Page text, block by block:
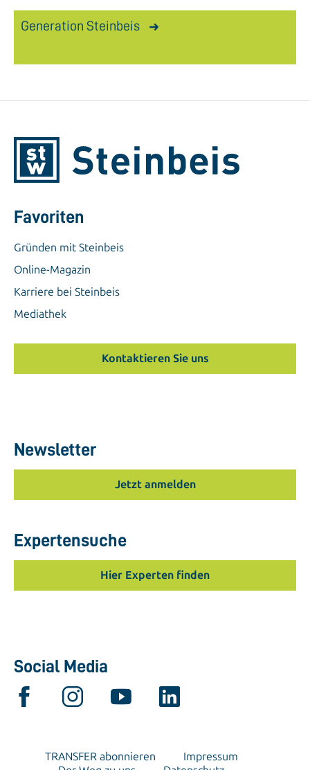
Generation Steinbeis
Favoriten
Gründen mit Steinbeis
Online-Magazin
Karriere bei Steinbeis
Mediathek
Kontaktieren Sie uns
Newsletter
Jetzt anmelden
Expertensuche
Hier Experten finden
Social Media
TRANSFER abonnieren
Impressum